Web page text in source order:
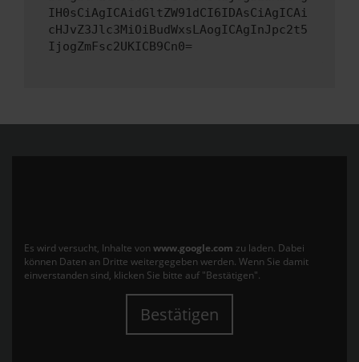
IH0sCiAgICAidGltZW91dCI6IDAsCiAgICAi
cHJvZ3Jlc3MiOiBudWxsLAogICAgInJpc2t5
IjogZmFsc2UKICB9Cn0=
Es wird versucht, Inhalte von www.google.com zu laden. Dabei
können Daten an Dritte weitergegeben werden. Wenn Sie damit
einverstanden sind, klicken Sie bitte auf "Bestätigen".
Bestätigen